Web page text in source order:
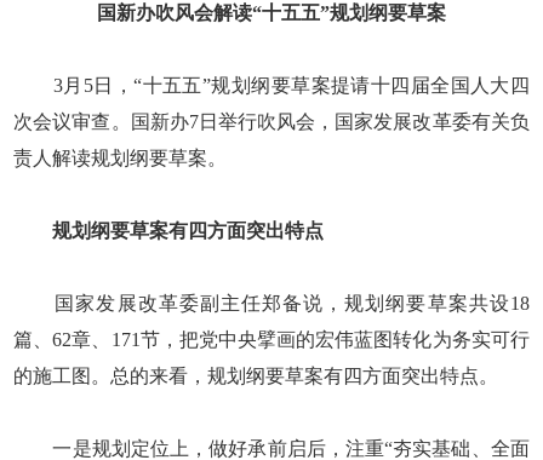
国新办吹风会解读“十五五”规划纲要草案
3月5日，“十五五”规划纲要草案提请十四届全国人大四
次会议审查。国新办7日举行吹风会，国家发展改革委有关负
责人解读规划纲要草案。
规划纲要草案有四方面突出特点
国家发展改革委副主任郑备说，规划纲要草案共设18
篇、62章、171节，把党中央擘画的宏伟蓝图转化为务实可行
的施工图。总的来看，规划纲要草案有四方面突出特点。
一是规划定位上，做好承前启后，注重“夯实基础、全面